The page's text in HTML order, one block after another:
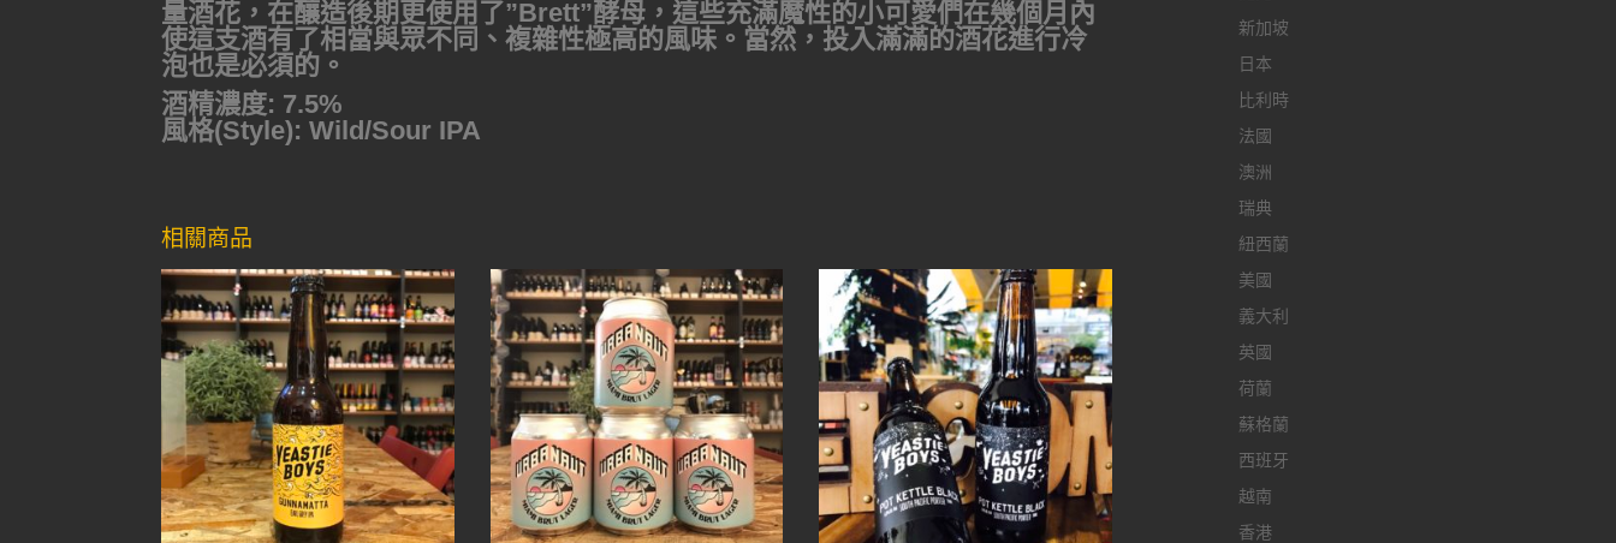
量酒花，在釀造後期更使用了”Brett”酵母，這些充滿魔性的小可愛們在幾個月內
使這支酒有了相當與眾不同、複雜性極高的風味。當然，投入滿滿的酒花進行冷
泡也是必須的。
酒精濃度: 7.5%
風格(Style): Wild/Sour IPA
相關商品
新加坡
日本
比利時
法國
澳洲
瑞典
紐西蘭
美國
義大利
英國
荷蘭
蘇格蘭
西班牙
越南
香港